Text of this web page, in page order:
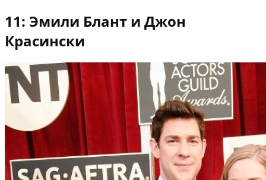
11: Эмили Блант и Джон
Красински